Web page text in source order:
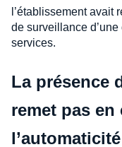
l’établissement avait
de surveillance
services.
La présence
remet pas en